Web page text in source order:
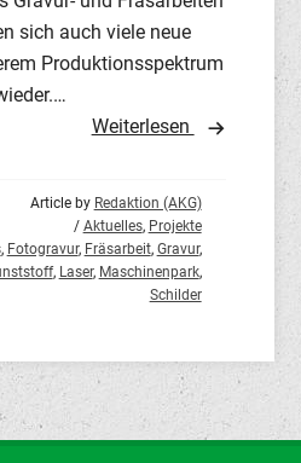
sich auch viele neue
Produktionsspektrum
Weiterlesen
Article by Redaktion (AKG)
/ Aktuelles, Projekte
, Fotogravur, Fräsarbeit, Gravur,
, Laser, Maschinenpark,
Schilder